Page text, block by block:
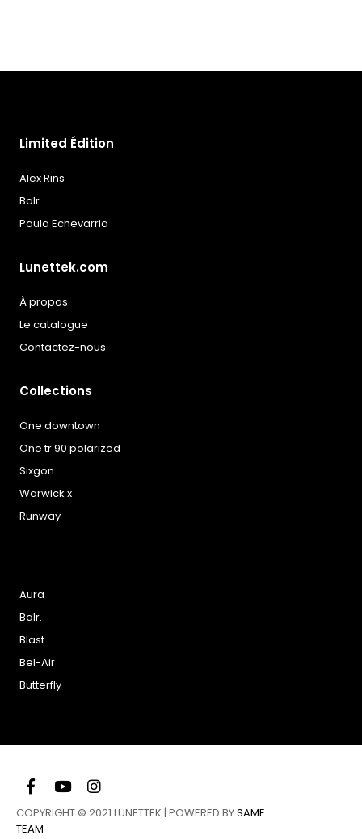
Limited Édition
Alex Rins
Balr
Paula Echevarria
Lunettek.com
À propos
Le catalogue
Contactez-nous
Collections
One downtown
One tr 90 polarized
Sixgon
Warwick x
Runway
Aura
Balr.
Blast
Bel-Air
Butterfly
COPYRIGHT © 2021 LUNETTEK | POWERED BYSAME
TEAM